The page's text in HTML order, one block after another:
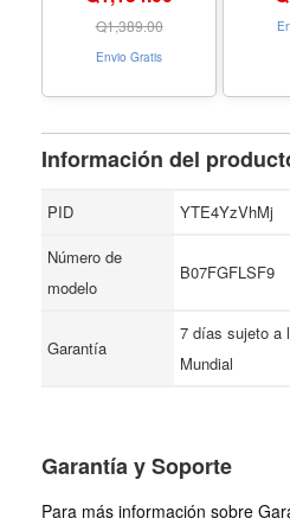
freewheels
Q1,389.00
Envio Gratis
Información del
PID
YTE4YzVhMj
Número de
modelo
B07FGFLSF9
Garantía
7 días sujeto a
Mundial
Garantía y Soporte
Para más información sobre